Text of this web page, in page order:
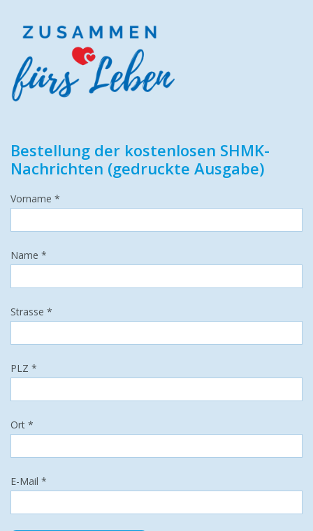
Bestellung der kostenlosen SHMK-
Nachrichten (gedruckte Ausgabe)
Vorname *
Name *
Strasse *
PLZ *
Ort *
E-Mail *